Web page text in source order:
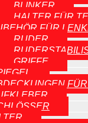
BLINKER
HALTER FÜR
FÜR
RUDER
GRIFFE